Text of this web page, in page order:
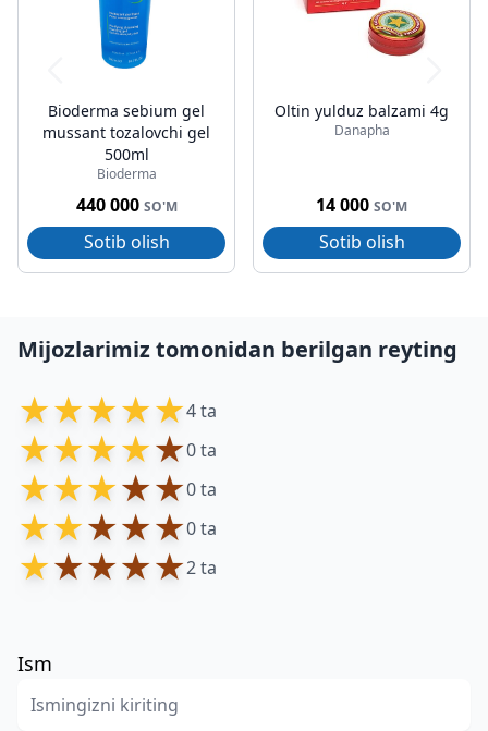
Bioderma sebium gel
mussant tozalovchi gel
500ml
Bioderma
440 000 SO'M
Sotib olish
Oltin yulduz balzami 4g
Danapha
14 000 SO'M
Sotib olish
Mijozlarimiz tomonidan berilgan reyting
★★★★★4 ta
★★★★★0 ta
★★★★★0 ta
★★★★★0 ta
★★★★★2 ta
Ism